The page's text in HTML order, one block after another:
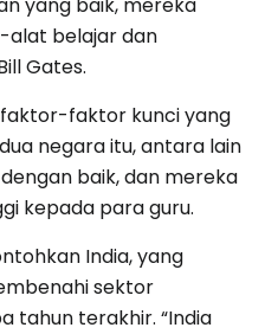
yang baik, mereka
alat belajar dan
Gates.
faktor kunci yang
negara itu, antara lain
baik, dan mereka
kepada para guru.
India, yang
sektor
tahun terakhir. “India